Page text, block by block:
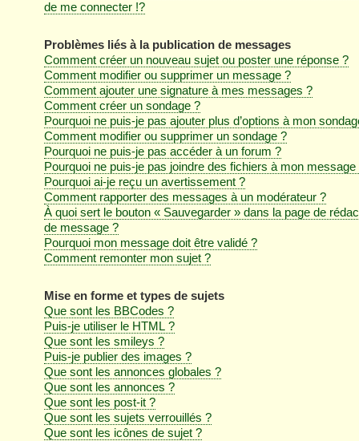
de me connecter !?
Problèmes liés à la publication de messages
Comment créer un nouveau sujet ou poster une réponse ?
Comment modifier ou supprimer un message ?
Comment ajouter une signature à mes messages ?
Comment créer un sondage ?
Pourquoi ne puis-je pas ajouter plus d’options à mon
Comment modifier ou supprimer un sondage ?
Pourquoi ne puis-je pas accéder à un forum ?
Pourquoi ne puis-je pas joindre des fichiers à mon message
Pourquoi ai-je reçu un avertissement ?
Comment rapporter des messages à un modérateur ?
À quoi sert le bouton « Sauvegarder » dans la page de
de message ?
Pourquoi mon message doit être validé ?
Comment remonter mon sujet ?
Mise en forme et types de sujets
Que sont les BBCodes ?
Puis-je utiliser le HTML ?
Que sont les smileys ?
Puis-je publier des images ?
Que sont les annonces globales ?
Que sont les annonces ?
Que sont les post-it ?
Que sont les sujets verrouillés ?
Que sont les icônes de sujet ?